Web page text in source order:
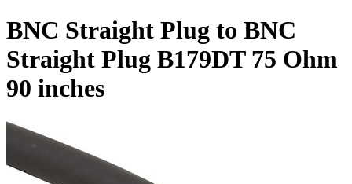
BNC Straight Plug to BNC
Straight Plug B179DT 75 Ohm
90 inches